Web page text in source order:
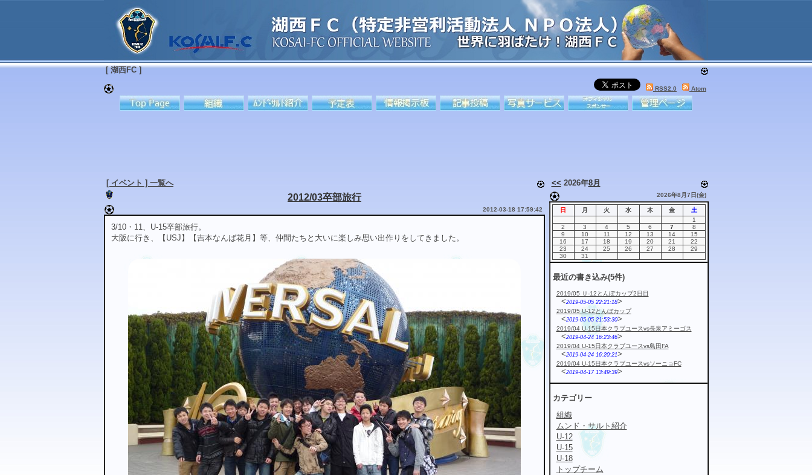
[ 湖西FC ]
RSS2.0 Atom
[ イベント ] 一覧へ
2012/03卒部旅行
2012-03-18 17:59:42
3/10・11、U-15卒部旅行。
大阪に行き、【USJ】【吉本なんば花月】等、仲間たちと大いに楽しみ思い出作りをしてきました。
<< 2026年8月
2026年8月7日(金)
日 月 火 水 木 金
土
1
2
3 4 5 6 7
8
9
10 11 12 13 14
15
16
17 18 19 20 21
22
23
24 25 26 27 28
29
30
31
最近の書き込み(5件)
2019/05 Ｕ-12とんぼカップ2日目
<2019-05-05 22:21:18>
2019/05 U-12とんぼカップ
<2019-05-05 21:53:30>
2019/04 U-15日本クラブユースvs長泉アミーゴス
<2019-04-24 16:23:46>
2019/04 U-15日本クラブユースvs島田FA
<2019-04-24 16:20:21>
2019/04 U-15日本クラブユースvsソーニョFC
<2019-04-17 13:49:39>
カテゴリー
組織
ムンド・サルト紹介
U-12
U-15
U-18
トップチーム